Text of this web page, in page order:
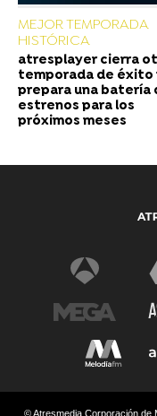
MEJOR TEMPORADA
HISTÓRICA
atresplayer cierra
temporada de éxito
prepara una batería
estrenos para los
próximos meses
© Atresmedia Corporación de